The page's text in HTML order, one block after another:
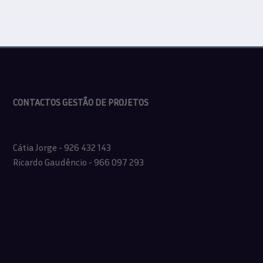
CONTACTOS GESTÃO DE PROJETOS
Cátia Jorge - 926 432 143
Ricardo Gaudêncio - 966 097 293